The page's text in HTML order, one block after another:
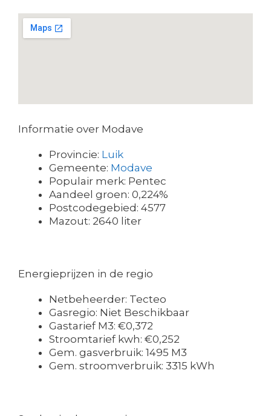
Informatie over Modave
Provincie: Luik
Gemeente: Modave
Populair merk: Pentec
Aandeel groen: 0,224%
Postcodegebied: 4577
Mazout: 2640 liter
Energieprijzen in de regio
Netbeheerder: Tecteo
Gasregio: Niet Beschikbaar
Gastarief M3: €0,372
Stroomtarief kwh: €0,252
Gem. gasverbruik: 1495 M3
Gem. stroomverbruik: 3315 kWh